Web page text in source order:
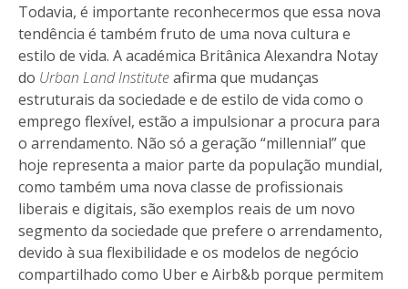
Todavia, é importante reconhecermos que essa nova
tendência é também fruto de uma nova cultura e
estilo de vida. A académica Britânica Alexandra Notay
do Urban Land Instituteafirma que mudanças
estruturais da sociedade e de estilo de vida como o
emprego flexível, estão a impulsionar a procura para
o arrendamento. Não só a geração “millennial” que
hoje representa a maior parte da população mundial,
como também uma nova classe de profissionais
liberais e digitais, são exemplos reais de um novo
segmento da sociedade que prefere o arrendamento,
devido à sua flexibilidade e os modelos de negócio
compartilhado como Uber e Airb&b porque permitem